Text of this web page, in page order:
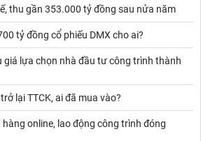
thu gần 353.000 tỷ đồng sau nửa năm
tỷ đồng cổ phiếu DMX cho ai?
giá lựa chọn nhà đầu tư công trình thành
lại TTCK, ai đã mua vào?
online, lao động công trình đóng